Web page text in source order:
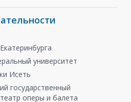
университет
Исеть
государственный
оперы и балета